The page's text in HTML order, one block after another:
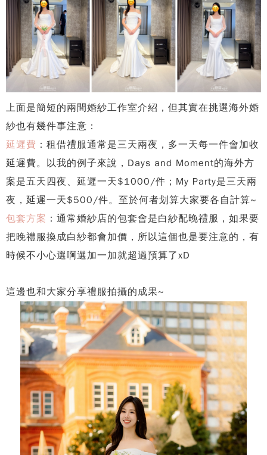
上面是簡短的兩間婚紗工作室介紹，但其實在挑選海外婚
紗也有幾件事注意：
延遲費 ：租借禮服通常是三天兩夜，多一天每一件會加收
延遲費。以我的例子來說，Days and Moment的海外方
案是五天四夜、延遲一天$1000/件；My Party是三天兩
夜，延遲一天$500/件。至於何者划算大家要各自計算~
包套方案 ：通常婚紗店的包套會是白紗配晚禮服，如果要
把晚禮服換成白紗都會加價，所以這個也是要注意的，有
時候不小心選啊選加一加就超過預算了xD
這邊也和大家分享禮服拍攝的成果~